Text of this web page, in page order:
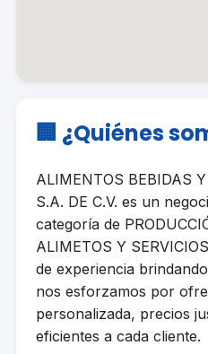
🏢 ¿Quiénes
ALIMENTOS BEBIDAS
S.A. DE C.V. es un
categoría de
ALIMETOS Y
de experiencia
nos esforzamos por
personalizada, precios
eficientes a cada cliente.